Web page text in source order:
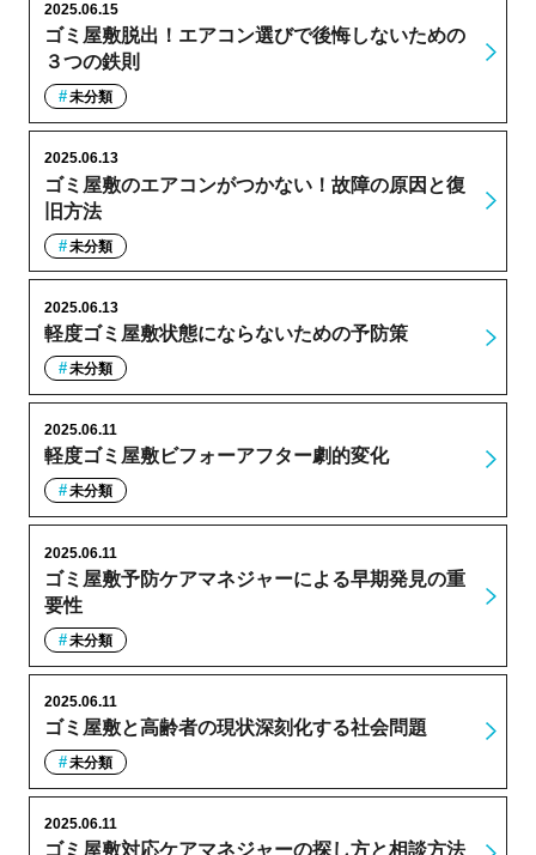
ゴミ屋敷脱出！エアコン選びで後悔しないための
３つの鉄則
2025.06.15
未分類
ゴミ屋敷のエアコンがつかない！故障の原因と復
旧方法
2025.06.13
未分類
軽度ゴミ屋敷状態にならないための予防策
2025.06.13
未分類
軽度ゴミ屋敷ビフォーアフター劇的変化
2025.06.11
未分類
ゴミ屋敷予防ケアマネジャーによる早期発見の重
要性
2025.06.11
未分類
ゴミ屋敷と高齢者の現状深刻化する社会問題
2025.06.11
未分類
ゴミ屋敷対応ケアマネジャーの探し方と相談方法
2025.06.11